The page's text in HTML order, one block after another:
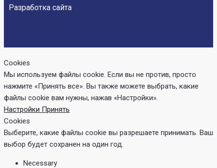
Разработка сайта
Cookies
Мы используем файлы cookie. Если вы не против, просто
нажмите «Принять все». Вы также можете выбрать, какие
файлы cookie вам нужны, нажав «Настройки».
Настройки Принять
Cookies
Выберите, какие файлы cookie вы разрешаете принимать. Ваш
выбор будет сохранен на один год.
Necessary